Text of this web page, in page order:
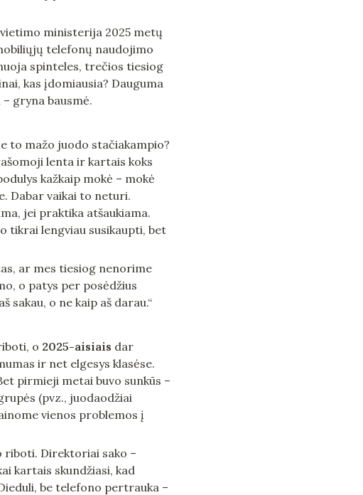
ministerija 2025 metų
telefonų naudojimo
spinteles, trečios tiesiog
kas įdomiausia? Dauguma
gryna bausmė.
to mažo juodo stačiakampio?
lenta ir kartais koks
kažkaip mokė – mokė
Dabar vaikai to neturi.
jei praktika atšaukiama.
tikrai lengviau susikaupti, bet
ar mes tiesiog nenorime
o patys per posėdžius
sakau, o ne kaip aš darau.“
o 2025-aisiais dar
ir net elgesys klasėse.
pirmieji metai buvo sunkūs –
(pvz., juodaodžiai
vienos problemos į
riboti. Direktoriai sako –
kartais skundžiasi, kad
be telefono pertrauka –